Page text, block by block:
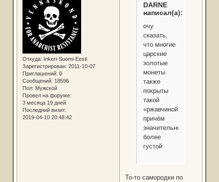
Откуда: Inkeri-Suomi-Eesti
Зарегистрирован: 2011-10-07
Приглашений: 0
Сообщений: 18596
Пол: Мужской
Провел на форуме:
3 месяца 19 дней
Последний визит:
2019-04-10 20:48:42
DARNE
написал(а):
очу
сказать,
что многие
царские
золотые
монеты
также
покрыты
такой
«ржавчиной»,
причём
значительно
более
густой
То-то самородки по